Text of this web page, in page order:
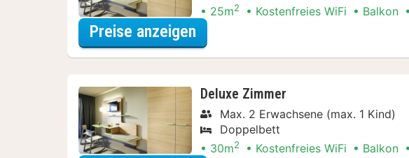
25m2 Kostenfreies WiFi Balkon
Preise anzeigen
Deluxe Zimmer
Max. 2 Erwachsene (max. 1 Kind)
Doppelbett
30m2 Kostenfreies WiFi Balkon